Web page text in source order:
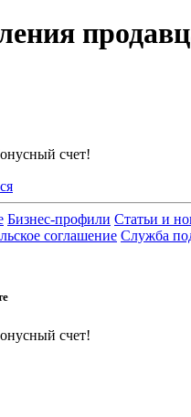
счет!
Бизнес-профили Статьи и
соглашение Служба
счет!